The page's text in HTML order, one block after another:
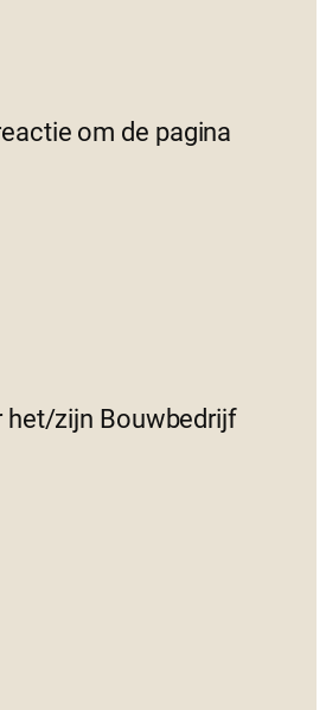
om de pagina
het/zijn Bouwbedrijf